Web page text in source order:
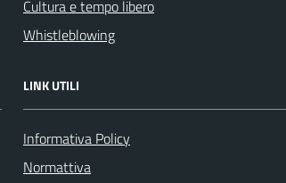
Cultura e tempo libero
Whistleblowing
LINK UTILI
Informativa Policy
Normattiva